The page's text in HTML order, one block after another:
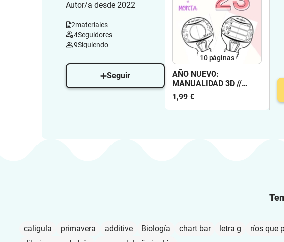
Autor/a desde 2022
2materiales
4Seguidores
9Siguiendo
Seguir
10páginas
AÑO NUEVO:
MANUALIDAD 3D //
CASTELLANO / INGLÉS
1,99 €
caligula primavera additive Biología chart bar letra g ríos que